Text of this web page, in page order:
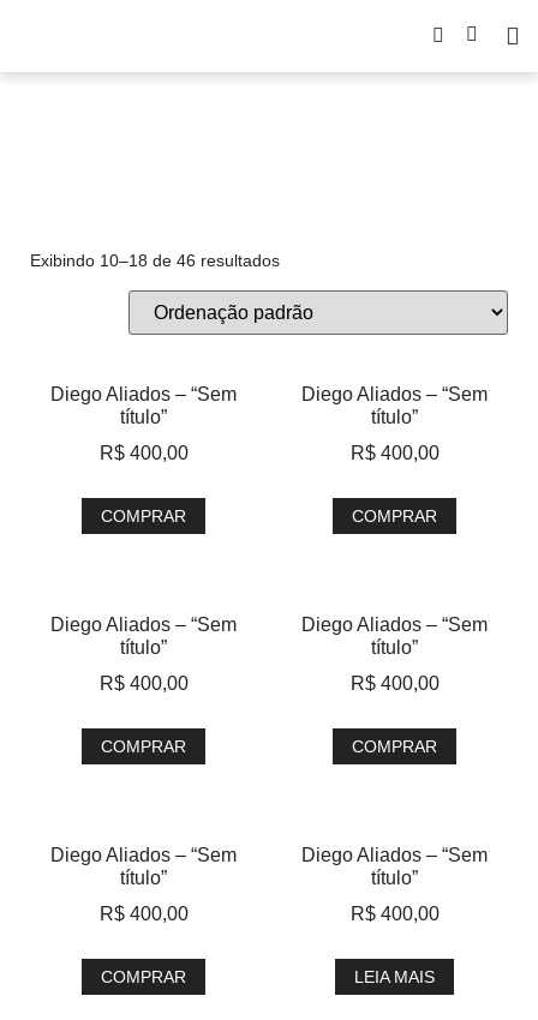
Exibindo 10–18 de 46 resultados
Diego Aliados – “Sem
título”
R$400,00
COMPRAR
Diego Aliados – “Sem
título”
R$400,00
COMPRAR
Diego Aliados – “Sem
título”
R$400,00
COMPRAR
Diego Aliados – “Sem
título”
R$400,00
COMPRAR
Diego Aliados – “Sem
título”
R$400,00
COMPRAR
Diego Aliados – “Sem
título”
R$400,00
LEIA MAIS